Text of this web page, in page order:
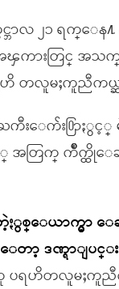
င္ဘာလ ၂၁ ရက္ေ
ၾကားတြင္ အသက္
ဟိ တလူမႈကူညီကယ္
ေက်း႐ြာႏွင့္ မဲ
အတြက္ က်ိဳက္ထိုေ
ႏွစ္ေယာက္မွာ ေ
တာ့ ဒဏ္ရာျပင္
ပရဟိတလူမႈကူညီ